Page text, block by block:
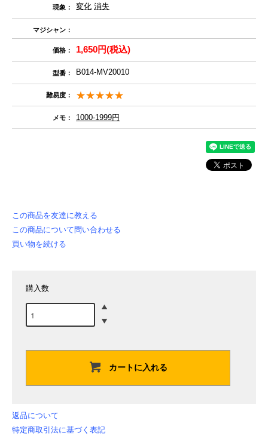
現象： 変化 消失
マジシャン：
価格： 1,650円(税込)
型番： B014-MV20010
難易度：
メモ： 1000-1999円
この商品を友達に教える
この商品について問い合わせる
買い物を続ける
購入数
カートに入れる
返品について
特定商取引法に基づく表記